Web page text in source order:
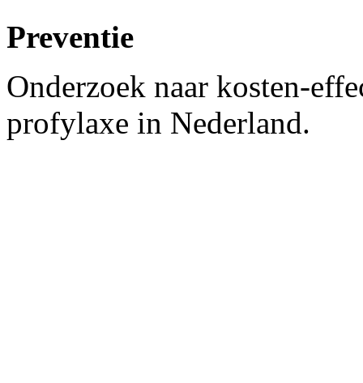
Preventie
Onderzoek naar kosten-
profylaxe in Nederland.